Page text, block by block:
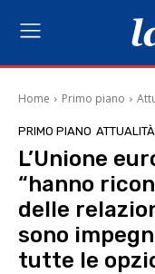
Home Primo piano
PRIMO PIANO ATTUALITÀ
L’Unione
“hanno
delle
sono
tutte le